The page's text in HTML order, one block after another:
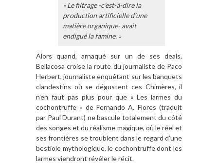
« Le filtrage -c’est-à-dire la
production artificielle d’une
matière organique- avait
endigué la famine. »
Alors quand, arnaqué sur un de ses deals,
Bellacosa croise la route du journaliste de Paco
Herbert, journaliste enquêtant sur les banquets
clandestins où se dégustent ces Chimères, il
n’en faut pas plus pour que « Les larmes du
cochontruffe » de Fernando A. Flores (traduit
par Paul Durant) ne bascule totalement du côté
des songes et du réalisme magique, où le réel et
ses frontières se troublent dans le regard d’une
bestiole mythologique, le cochontruffe dont les
larmes viendront révéler le récit.